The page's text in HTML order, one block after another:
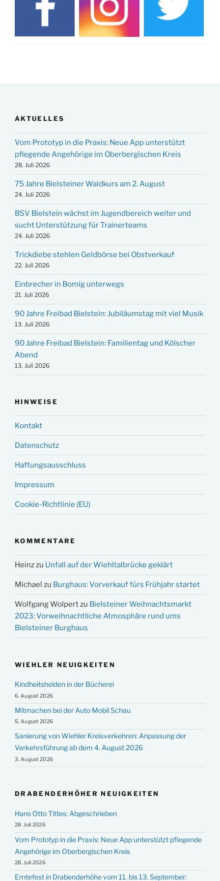
AKTUELLES
Vom Prototyp in die Praxis: Neue App unterstützt
pflegende Angehörige im Oberbergischen Kreis
28. Juli 2026
75 Jahre Bielsteiner Waldkurs am 2. August
24. Juli 2026
BSV Bielstein wächst im Jugendbereich weiter und
sucht Unterstützung für Trainerteams
24. Juli 2026
Trickdiebe stehlen Geldbörse bei Obstverkauf
22. Juli 2026
Einbrecher in Bomig unterwegs
21. Juli 2026
90 Jahre Freibad Bielstein: Jubiläumstag mit viel Musik
13. Juli 2026
90 Jahre Freibad Bielstein: Familientag und Kölscher
Abend
13. Juli 2026
HINWEISE
Kontakt
Datenschutz
Haftungsausschluss
Impressum
Cookie-Richtlinie (EU)
KOMMENTARE
Heinzzu Unfall auf der Wiehltalbrücke geklärt
Michael zu Burghaus: Vorverkauf fürs Frühjahr startet
Wolfgang Wolpertzu Bielsteiner Weihnachtsmarkt
2023: Vorweihnachtliche Atmosphäre rund ums
Bielsteiner Burghaus
WIEHLER NEUIGKEITEN
Kindheitshelden in der Bücherei
6. August 2026
Mitmachen bei der Auto Mobil Schau
5. August 2026
Sanierung von Wiehler Kreisverkehren: Anpassung der
Verkehrsführung ab dem 4. August 2026
3. August 2026
DRABENDERHÖHER NEUIGKEITEN
Hans Otto Tittes: Abgeschrieben
28. Juli 2026
Vom Prototyp in die Praxis: Neue App unterstützt pflegende
Angehörige im Oberbergischen Kreis
28. Juli 2026
Erntefest in Drabenderhöhe vom 11. bis 13. September: